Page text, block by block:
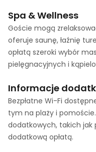
Spa & Wellness
Goście mogą
oferuje saunę, łaźnię
opłatą szeroki wybór
pielęgnacyjnych i
Informacje
Bezpłatne Wi-Fi
tym na plaży i
dodatkowych, takich
dodatkową opłatą.